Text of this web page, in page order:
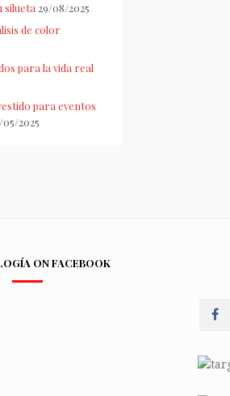
silueta 29/08/2025
de color
para la vida real
para eventos
05/2025
ON FACEBOOK